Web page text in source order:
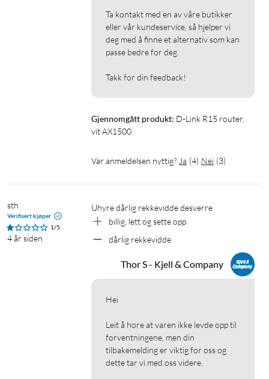
Ta kontakt med en av våre butikker
eller vår kundeservice, så hjelper vi
deg med å finne et alternativ som kan
passe bedre for deg.
Takk for din feedback!
Gjennomgått produkt: D-Link R15 router,
vit AX1500
Var anmeldelsen nyttig? Ja (4) Nei (3)
sth
Verifisert kjøper
1/5
4 år siden
uhyre dårlig rekkevidde desverre
billig, lett og sette opp
dårlig rekkevidde
Thor S - Kjell & Company
Hei
Leit å høre at varen ikke levde opp til
forventningene, men din
tilbakemelding er viktig for oss og
dette tar vi med oss videre.